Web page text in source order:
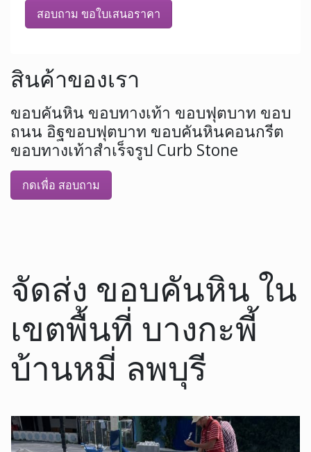
สอบถาม ขอใบเสนอราคา
สินค้าของเรา
ขอบคันหิน ขอบทางเท้า ขอบฟุตบาท ขอบ
ถนน อิฐขอบฟุตบาท ขอบคันหินคอนกรีต
ขอบทางเท้าสำเร็จรูป Curb Stone
กดเพื่อ สอบถาม
จัดส่ง ขอบคันหิน ใน
เขตพื้นที่ บางกะพี้
บ้านหมี่ ลพบุรี